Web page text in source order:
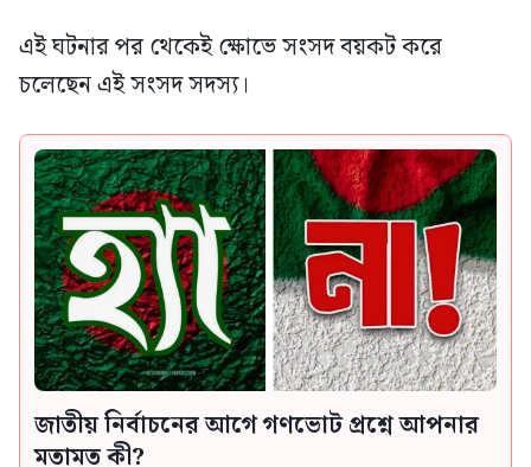
এই ঘটনার পর থেকেই ক্ষোভে সংসদ বয়কট করে
চলেছেন এই সংসদ সদস্য।
জাতীয় নির্বাচনের আগে গণভোট প্রশ্নে আপনার
মতামত কী?